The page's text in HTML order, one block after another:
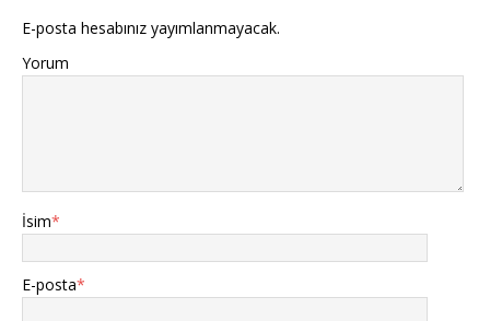
E-posta hesabınız yayımlanmayacak.
Yorum
İsim*
E-posta*